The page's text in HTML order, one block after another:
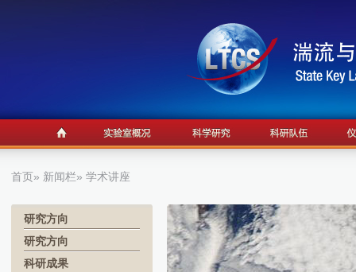
首页» 新闻栏» 学术讲座
研究方向
研究方向
科研成果